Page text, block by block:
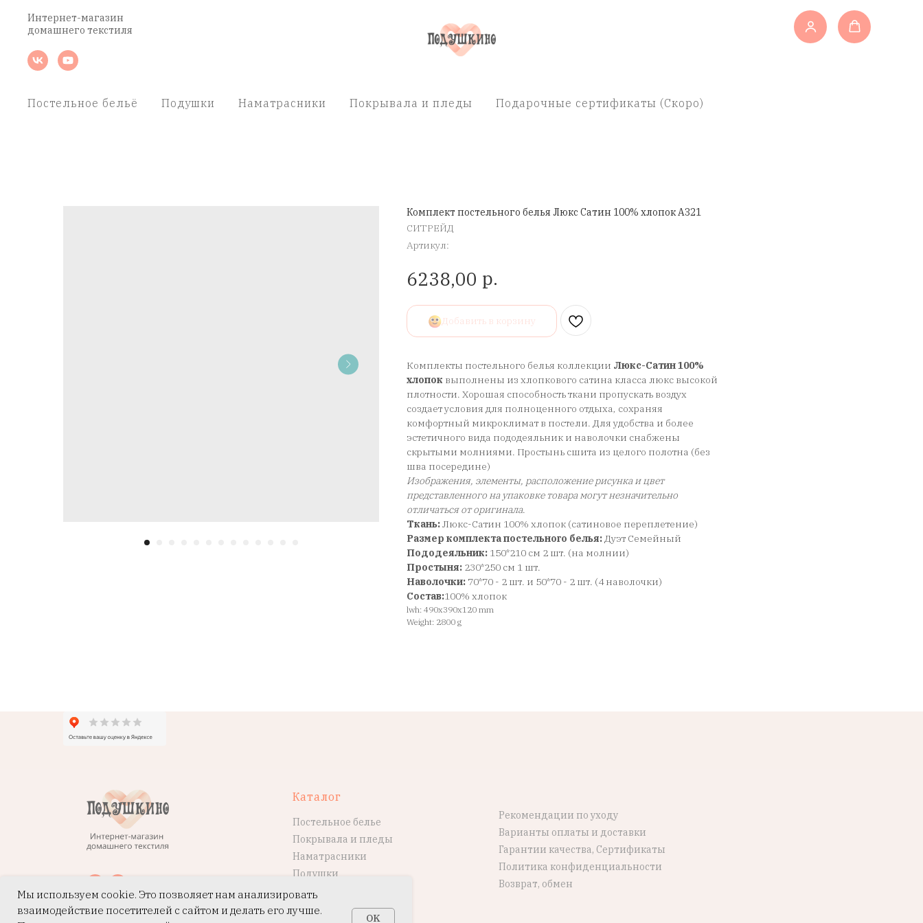
Интернет-магазин
домашнего текстиля
Постельное бельё Подушки Наматрасники Покрывала и пледы Подарочные сертификаты (Скоро)
Комплект постельного белья Люкс Сатин 100% хлопок A321
СИТРЕЙД
Артикул:
6238,00 р.
Добавить в корзину
Комплекты постельного белья коллекции Люкс-Сатин 100%
хлопок выполнены из хлопкового сатина класса люкс высокой
плотности. Хорошая способность ткани пропускать воздух
создает условия для полноценного отдыха, сохраняя
комфортный микроклимат в постели. Для удобства и более
эстетичного вида пододеяльник и наволочки снабжены
скрытыми молниями. Простынь сшита из целого полотна (без
шва посередине)
Изображения, элементы, расположение рисунка и цвет
представленного на упаковке товара могут незначительно
отличаться от оригинала.
Ткань:Люкс-Сатин 100% хлопок (сатиновое переплетение)
Размер комплекта постельного белья:Дуэт Семейный
Пододеяльник: 150*210 см 2 шт. (на молнии)
Простыня: 230*250 см 1 шт.
Наволочки: 70*70 - 2 шт. и 50*70 - 2 шт. (4 наволочки)
Состав:100% хлопок
lwh: 490x390x120 mm
Weight: 2800 g
Каталог
Постельное белье
Покрывала и пледы
Наматрасники
Подушки
Рекомендации по уходу
Варианты оплаты и доставки
Гарантии качества, Сертификаты
Политика конфиденциальности
Возврат, обмен
Мы используем cookie. Это позволяет нам анализировать
взаимодействие посетителей с сайтом и делать его лучше.
OK